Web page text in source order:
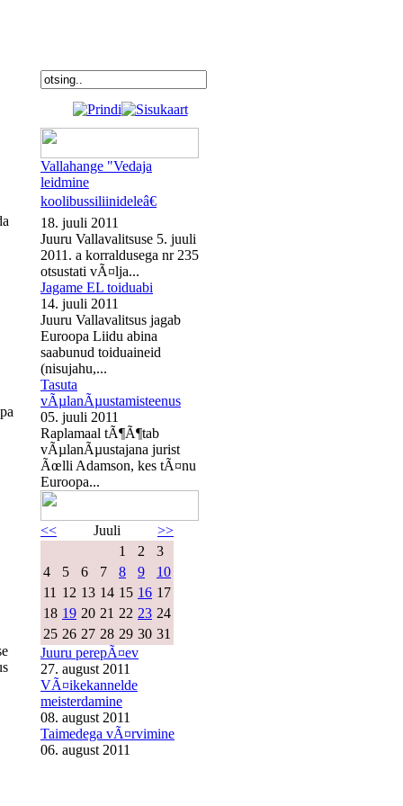
Vallahange "Vedaja
leidmine
koolibussiliinideleâ€
18. juuli 2011
Juuru Vallavalitsuse 5. juuli
2011. a korraldusega nr 235
otsustati vÃ¤lja...
Jagame EL toiduabi
14. juuli 2011
Juuru Vallavalitsus jagab
Euroopa Liidu abina
saabunud toiduaineid
(nisujahu,...
Tasuta
vÃµlanÃµustamisteenus
05. juuli 2011
Raplamaal tÃ¶Ã¶tab
vÃµlanÃµustajana jurist
Ãœlli Adamson, kes tÃ¤nu
Euroopa...
<< Juuli
>>
1
2
3
4
5 6 7 8 9
10
11 12 13 14 15 16 17
18 19 20 21 22 23 24
25 26 27 28 29 30 31
Juuru perepÃ¤ev
27. august 2011
VÃ¤ikekannelde
meisterdamine
08. august 2011
Taimedega vÃ¤rvimine
06. august 2011